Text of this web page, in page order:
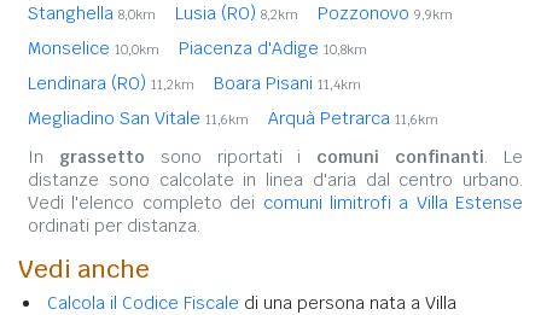
Stanghella 8,0km Lusia (RO) 8,2km Pozzonovo 9,9km
Monselice 10,0km Piacenza d'Adige 10,8km
Lendinara (RO) 11,2km Boara Pisani 11,4km
Megliadino San Vitale 11,6km Arquà Petrarca 11,6km
In grassetto sono riportati i comuni confinanti. Le
distanze sono calcolate in linea d'aria dal centro urbano.
Vedi l'elenco completo dei comuni limitrofi a Villa Estense
ordinati per distanza.
Vedi anche
Calcola il Codice Fiscale di una persona nata a Villa